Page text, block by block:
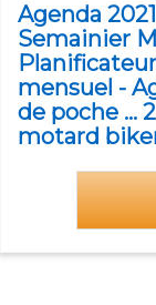
Agenda
Semainier
mensuel -
de poche ...
motard